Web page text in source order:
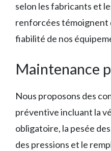
selon les fabricants et
renforcées témoignent
fiabilité de nos
Maintenance
Nous proposons des
préventive incluant la
obligatoire, la pesée
des pressions et le